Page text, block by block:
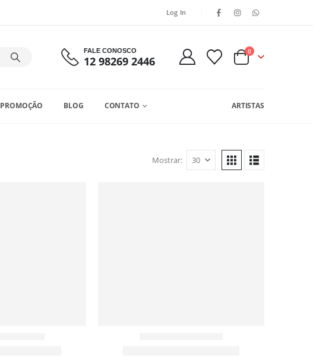
Log In
FALE CONOSCO
12 98269 2446
0
PROMOÇÃO BLOG CONTATO ARTISTAS
Mostrar: